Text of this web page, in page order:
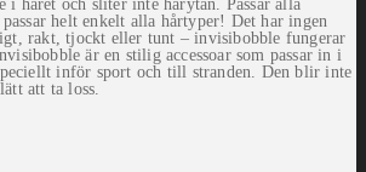
i håret och sliter inte hårytan. Passar alla
helt enkelt alla hårtyper! Det har ingen
rakt, tjockt eller tunt – invisibobble fungerar
är en stilig accessoar som passar in i
inför sport och till stranden. Den blir inte
att ta loss.